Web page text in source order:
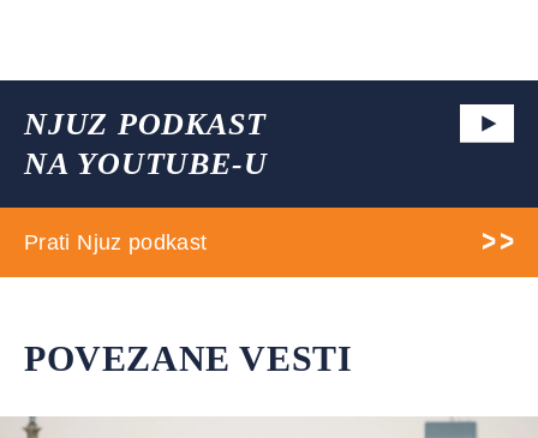
NJUZ PODKAST
NA YOUTUBE-U
Prati Njuz podkast
POVEZANE VESTI